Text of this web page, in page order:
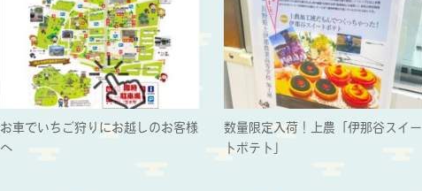
お車でいちご狩りにお越しのお客様
へ
数量限定入荷！上農「伊那谷スイー
トポテト」